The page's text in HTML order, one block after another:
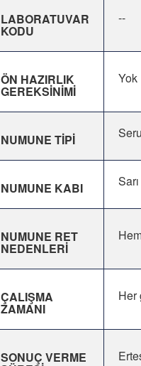
LABORATUVAR
KODU
--
ÖN HAZIRLIK
GEREKSİNİMİ
Yok
NUMUNE TİPİ
NUMUNE KABI
NUMUNE RET
NEDENLERİ
ÇALIŞMA
ZAMANI
Her
SONUÇ VERME